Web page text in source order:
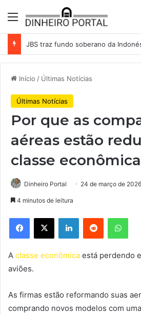
Menu
Início / Últimas Notícias
Últimas Notícias
Por que as
aéreas estão
classe
Dinheiro Portal 24 de março de 2026
4 minutos de leitura
Facebook
X LinkedinReddit
A classe econômica está perdendo
aviões.
As firmas estão reformando suas
comprando novos modelos com